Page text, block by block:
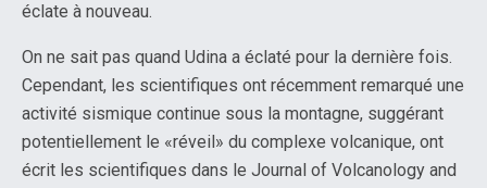
éclate à nouveau.
On ne sait pas quand Udina a éclaté pour la dernière fois.
Cependant, les scientifiques ont récemment remarqué une
activité sismique continue sous la montagne, suggérant
potentiellement le «réveil» du complexe volcanique, ont
écrit les scientifiques dans le Journal of Volcanology and